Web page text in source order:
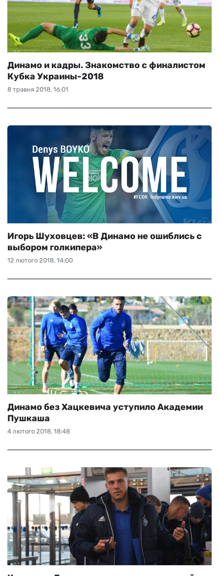
8 травня 2018, 16:01
Динамо и кадры. Знакомство с финалистом
Кубка Украины-2018
12 лютого 2018, 14:00
Игорь Шуховцев: «В Динамо не ошиблись с
выбором голкипера»
4 лютого 2018, 18:48
Динамо без Хацкевича уступило Академии
Пушкаша